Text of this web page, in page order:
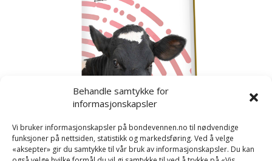
Behandle samtykke for
informasjonskapsler
Vi bruker informasjonskapsler på bondevennen.no til nødvendige
funksjoner på nettsiden, statistikk og markedsføring. Ved å velge
«aksepter» gir du samtykke til vår bruk av informasjonskapsler. Du kan